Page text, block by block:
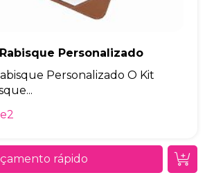
Personalizado
Personalizado O Kit
rápido